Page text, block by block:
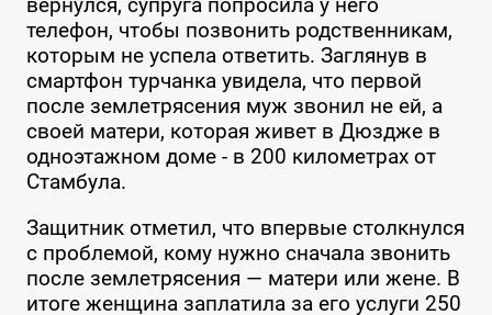
вернулся, супруга попросила у него
телефон, чтобы позвонить родственникам,
которым не успела ответить. Заглянув в
смартфон турчанка увидела, что первой
после землетрясения муж звонил не ей, а
своей матери, которая живет в Дюздже в
одноэтажном доме - в 200 километрах от
Стамбула.
Защитник отметил, что впервые столкнулся
с проблемой, кому нужно сначала звонить
после землетрясения — матери или жене. В
итоге женщина заплатила за его услуги 250